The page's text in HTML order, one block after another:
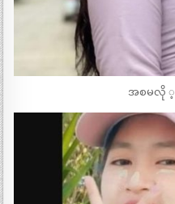
အစမလို